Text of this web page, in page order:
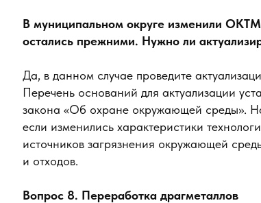
В муниципальном округе изменили
остались прежними. Нужно ли
Да, в данном случае проведите
Перечень оснований для актуализации
закона «Об охране окружающей среды».
если изменились характеристики
источников загрязнения окружающей
и отходов.
Вопрос 8. Переработка драгметаллов